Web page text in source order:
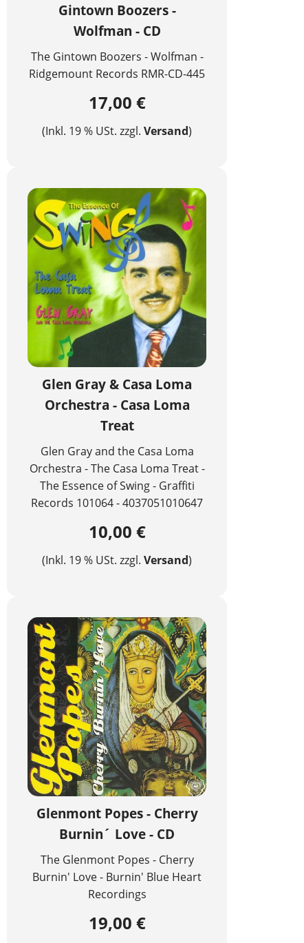
Gintown Boozers -
Wolfman - CD
The Gintown Boozers - Wolfman -
Ridgemount Records RMR-CD-445
17,00 €
(Inkl. 19 % USt. zzgl. Versand)
Glen Gray & Casa Loma
Orchestra - Casa Loma
Treat
Glen Gray and the Casa Loma
Orchestra - The Casa Loma Treat -
The Essence of Swing - Graffiti
Records 101064 - 4037051010647
10,00 €
(Inkl. 19 % USt. zzgl. Versand)
Glenmont Popes - Cherry
Burnin´ Love - CD
The Glenmont Popes - Cherry
Burnin' Love - Burnin' Blue Heart
Recordings
19,00 €